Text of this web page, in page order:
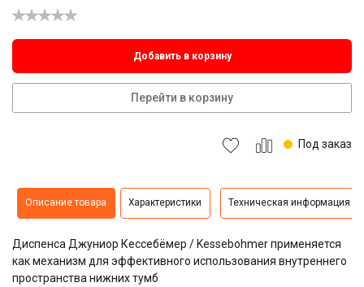
Добавить в корзину
Перейти в корзину
Под заказ
Описание товара Характеристики Техническая информация
Диспенса Джуниор Кессебёмер / Kessebohmer применяется
как механизм для эффективного использования внутреннего
пространства нижних тумб